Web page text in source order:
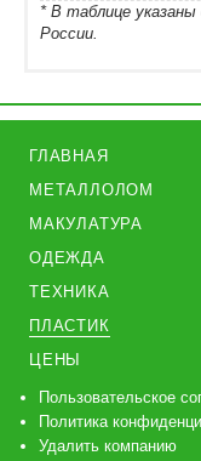
* В таблице указаны
России.
ГЛАВНАЯ
МЕТАЛЛОЛОМ
МАКУЛАТУРА
ОДЕЖДА
ТЕХНИКА
ПЛАСТИК
ЦЕНЫ
Пользовательское
Политика
Удалить компанию